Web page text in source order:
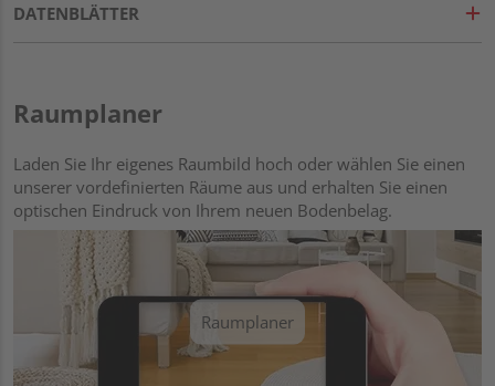
DATENBLÄTTER
Raumplaner
Laden Sie Ihr eigenes Raumbild hoch oder wählen Sie einen
unserer vordefinierten Räume aus und erhalten Sie einen
optischen Eindruck von Ihrem neuen Bodenbelag.
Raumplaner